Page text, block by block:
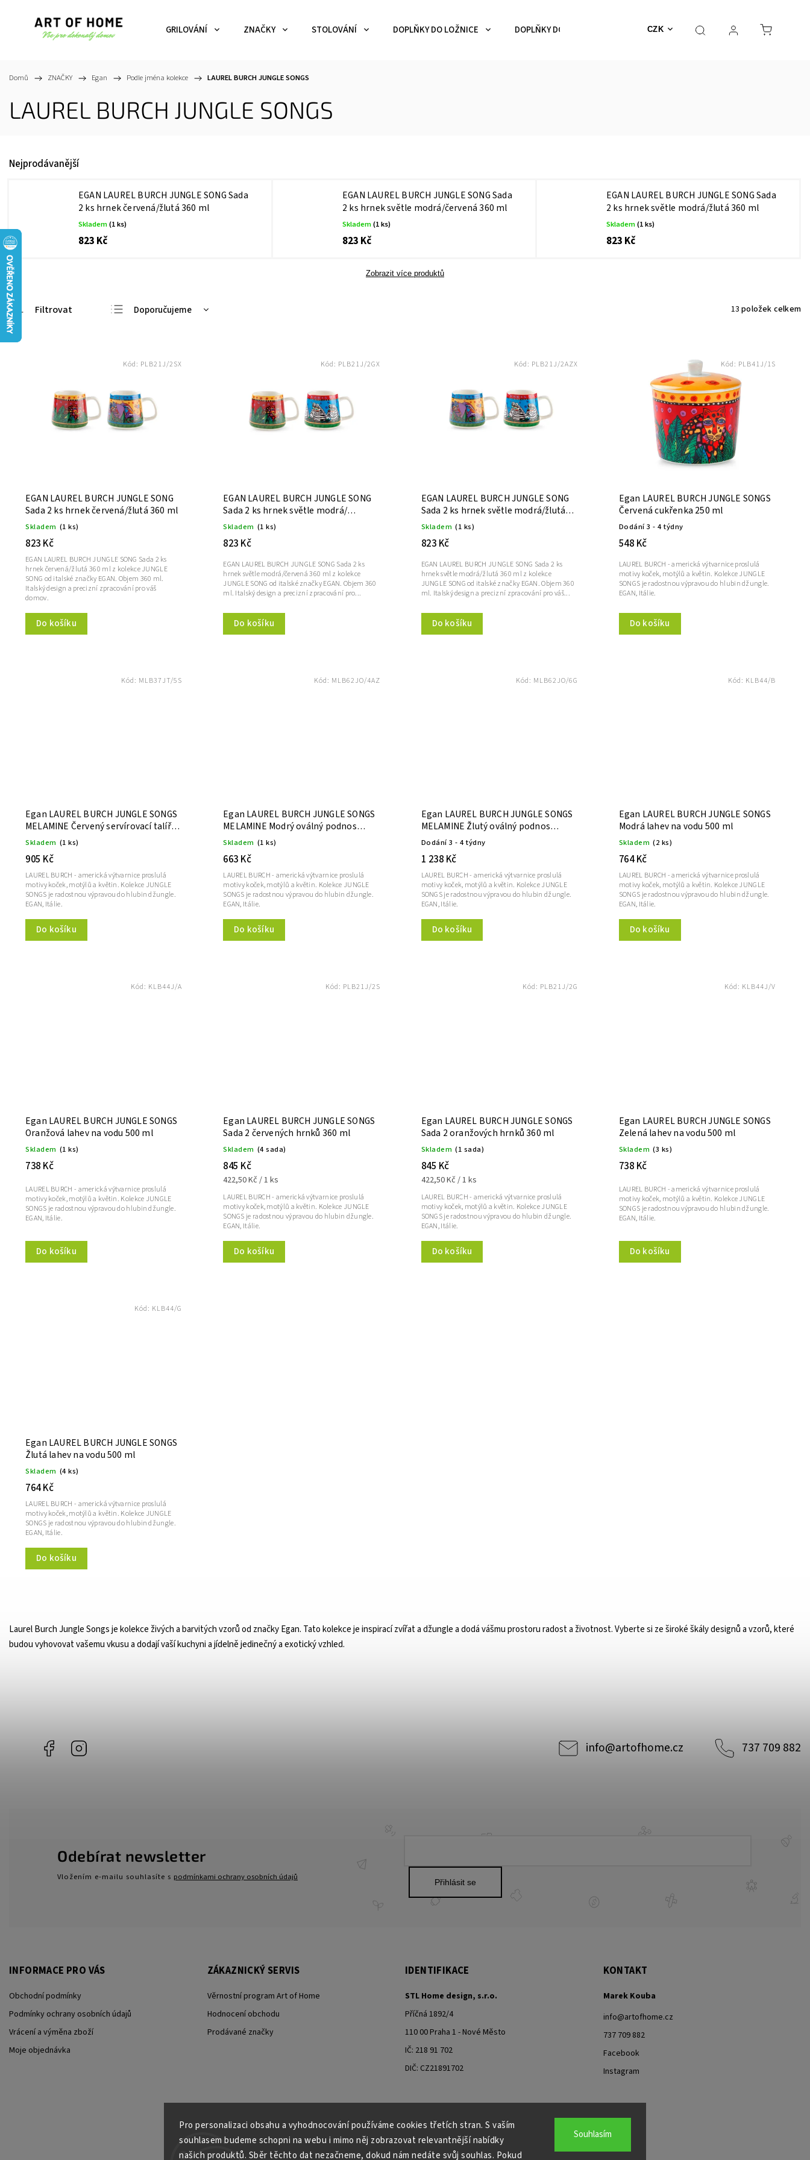
Pro personalizaci obsahu a vyhodnocování používáme cookies třetích stran. S vaším
souhlasem budeme schopni na webu i mimo něj zobrazovat relevantnější nabídky
našich produktů. Sběr těchto dat nezačneme, dokud nám nedáte svůj souhlas. Pokud
Souhlasím
CZK
GRILOVÁNÍ ZNAČKY STOLOVÁNÍ DOPLŇKY DO LOŽNICE DOPLŇKY DO KOUPELNY SKLENICE, HRNKY, ŠÁLKY
Domů / ZNAČKY / Egan / Podle jména kolekce / LAUREL BURCH JUNGLE SONGS
LAUREL BURCH JUNGLE SONGS
Nejprodávanější
EGAN LAUREL BURCH JUNGLE SONG Sada
2 ks hrnek červená/žlutá 360 ml
Skladem(1 ks)
823 Kč
EGAN LAUREL BURCH JUNGLE SONG Sada
2 ks hrnek světle modrá/červená 360 ml
Skladem(1 ks)
823 Kč
EGAN LAUREL BURCH JUNGLE SONG Sada
2 ks hrnek světle modrá/žlutá 360 ml
Skladem(1 ks)
823 Kč
Zobrazit více produktů
Doporučujeme
Nejprodávanější
13 položek celkem
EGAN LAUREL BURCH JUNGLE SONG
Sada 2 ks hrnek červená/žlutá 360 ml
Skladem (1 ks)
823 Kč
Do košíku
EGAN LAUREL BURCH JUNGLE SONG Sada 2 ks
hrnek červená/žlutá 360 ml z kolekce JUNGLE
SONG od italské značky EGAN. Objem 360 ml.
Italský design a precizní zpracování pro váš
domov.
Kód: PLB21J/2SX
EGAN LAUREL BURCH JUNGLE SONG
Sada 2 ks hrnek světle modrá/
červená 360 ml
Skladem (1 ks)
823 Kč
Do košíku
EGAN LAUREL BURCH JUNGLE SONG Sada 2 ks
hrnek světle modrá/červená 360 ml z kolekce
JUNGLE SONG od italské značky EGAN. Objem 360
ml. Italský design a precizní zpracování pro...
Kód: PLB21J/2GX
EGAN LAUREL BURCH JUNGLE SONG
Sada 2 ks hrnek světle modrá/žlutá
360 ml
Skladem (1 ks)
823 Kč
Do košíku
EGAN LAUREL BURCH JUNGLE SONG Sada 2 ks
hrnek světle modrá/žlutá 360 ml z kolekce
JUNGLE SONG od italské značky EGAN. Objem 360
ml. Italský design a precizní zpracování pro váš...
Kód: PLB21J/2AZX
Egan LAUREL BURCH JUNGLE SONGS
Červená cukřenka 250 ml
Dodání 3 - 4 týdny
548 Kč
Do košíku
LAUREL BURCH - americká výtvarnice proslulá
motivy koček, motýlů a květin. Kolekce JUNGLE
SONGS je radostnou výpravou do hlubin džungle.
EGAN, Itálie.
Kód: PLB41J/1S
Egan LAUREL BURCH JUNGLE SONGS
MELAMINE Červený servírovací talíř
35 cm
Skladem (1 ks)
905 Kč
Do košíku
LAUREL BURCH - americká výtvarnice proslulá
motivy koček, motýlů a květin. Kolekce JUNGLE
SONGS je radostnou výpravou do hlubin džungle.
EGAN, Itálie.
Kód: MLB37JT/5S
Egan LAUREL BURCH JUNGLE SONGS
MELAMINE Modrý oválný podnos
31X25 cm
Skladem (1 ks)
663 Kč
Do košíku
LAUREL BURCH - americká výtvarnice proslulá
motivy koček, motýlů a květin. Kolekce JUNGLE
SONGS je radostnou výpravou do hlubin džungle.
EGAN, Itálie.
Kód: MLB62JO/4AZ
Egan LAUREL BURCH JUNGLE SONGS
MELAMINE Žlutý oválný podnos
50X35 cm
Dodání 3 - 4 týdny
1 238 Kč
Do košíku
LAUREL BURCH - americká výtvarnice proslulá
motivy koček, motýlů a květin. Kolekce JUNGLE
SONGS je radostnou výpravou do hlubin džungle.
EGAN, Itálie.
Kód: MLB62JO/6G
Egan LAUREL BURCH JUNGLE SONGS
Modrá lahev na vodu 500 ml
Skladem (2 ks)
764 Kč
Do košíku
LAUREL BURCH - americká výtvarnice proslulá
motivy koček, motýlů a květin. Kolekce JUNGLE
SONGS je radostnou výpravou do hlubin džungle.
EGAN, Itálie.
Kód: KLB44/B
Egan LAUREL BURCH JUNGLE SONGS
Oranžová lahev na vodu 500 ml
Skladem (1 ks)
738 Kč
Do košíku
LAUREL BURCH - americká výtvarnice proslulá
motivy koček, motýlů a květin. Kolekce JUNGLE
SONGS je radostnou výpravou do hlubin džungle.
EGAN, Itálie.
Kód: KLB44J/A
Egan LAUREL BURCH JUNGLE SONGS
Sada 2 červených hrnků 360 ml
Skladem (4 sada)
845 Kč
422,50 Kč / 1 ks
Do košíku
LAUREL BURCH - americká výtvarnice proslulá
motivy koček, motýlů a květin. Kolekce JUNGLE
SONGS je radostnou výpravou do hlubin džungle.
EGAN, Itálie.
Kód: PLB21J/2S
Egan LAUREL BURCH JUNGLE SONGS
Sada 2 oranžových hrnků 360 ml
Skladem (1 sada)
845 Kč
422,50 Kč / 1 ks
Do košíku
LAUREL BURCH - americká výtvarnice proslulá
motivy koček, motýlů a květin. Kolekce JUNGLE
SONGS je radostnou výpravou do hlubin džungle.
EGAN, Itálie.
Kód: PLB21J/2G
Egan LAUREL BURCH JUNGLE SONGS
Zelená lahev na vodu 500 ml
Skladem (3 ks)
738 Kč
Do košíku
LAUREL BURCH - americká výtvarnice proslulá
motivy koček, motýlů a květin. Kolekce JUNGLE
SONGS je radostnou výpravou do hlubin džungle.
EGAN, Itálie.
Kód: KLB44J/V
Egan LAUREL BURCH JUNGLE SONGS
Žlutá lahev na vodu 500 ml
Skladem (4 ks)
764 Kč
Do košíku
LAUREL BURCH - americká výtvarnice proslulá
motivy koček, motýlů a květin. Kolekce JUNGLE
SONGS je radostnou výpravou do hlubin džungle.
EGAN, Itálie.
Kód: KLB44/G
Laurel Burch Jungle Songs je kolekce živých a barvitých vzorů od značky Egan. Tato kolekce je inspirací zvířat a džungle a dodá vášmu prostoru radost a životnost. Vyberte si ze široké škály designů a vzorů, které
budou vyhovovat vašemu vkusu a dodají vaší kuchyni a jídelně jedinečný a exotický vzhled.
Facebook info@artofhome.cz 737 709 882
Odebírat newsletter
Vložením e-mailu souhlasíte s podmínkami ochrany osobních údajů
Přihlásit se
INFORMACE PRO VÁS
Obchodní podmínky
Podmínky ochrany osobních údajů
Vrácení a výměna zboží
Moje objednávka
ZÁKAZNICKÝ SERVIS
Věrnostní program Art of Home
Hodnocení obchodu
Prodávané značky
IDENTIFIKACE
STL Home design, s.r.o.
Příčná 1892/4
110 00 Praha 1 - Nové Město
IČ: 218 91 702
DIČ: CZ21891702
KONTAKT
Marek Kouba
info@artofhome.cz
737 709 882
Facebook
Instagram
Moje objednávka - odstoupení od smlouvy